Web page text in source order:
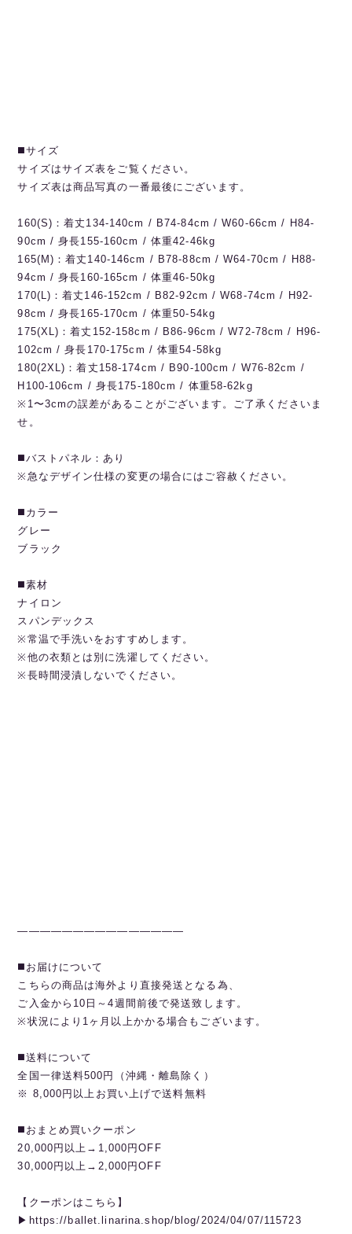
◼️サイズ
サイズはサイズ表をご覧ください。
サイズ表は商品写真の一番最後にございます。
160(S)：着丈134-140cm / B74-84cm / W60-66cm / H84-
90cm / 身長155-160cm / 体重42-46kg
165(M)：着丈140-146cm / B78-88cm / W64-70cm / H88-
94cm / 身長160-165cm / 体重46-50kg
170(L)：着丈146-152cm / B82-92cm / W68-74cm / H92-
98cm / 身長165-170cm / 体重50-54kg
175(XL)：着丈152-158cm / B86-96cm / W72-78cm / H96-
102cm / 身長170-175cm / 体重54-58kg
180(2XL)：着丈158-174cm / B90-100cm / W76-82cm /
H100-106cm / 身長175-180cm / 体重58-62kg
※1〜3cmの誤差があることがございます。ご了承くださいま
せ。
◼️バストパネル：あり
※急なデザイン仕様の変更の場合にはご容赦ください。
◼️カラー
グレー
ブラック
◼️素材
ナイロン
スパンデックス
※常温で手洗いをおすすめします。
※他の衣類とは別に洗濯してください。
※長時間浸漬しないでください。
———————————————
◼️お届けについて
こちらの商品は海外より直接発送となる為、
ご入金から10日～4週間前後で発送致します。
※状況により1ヶ月以上かかる場合もございます。
◼️送料について
全国一律送料500円（沖縄・離島除く）
※ 8,000円以上お買い上げで送料無料
◼️おまとめ買いクーポン
20,000円以上→1,000円OFF
30,000円以上→2,000円OFF
【クーポンはこちら】
▶︎https://ballet.linarina.shop/blog/2024/04/07/115723